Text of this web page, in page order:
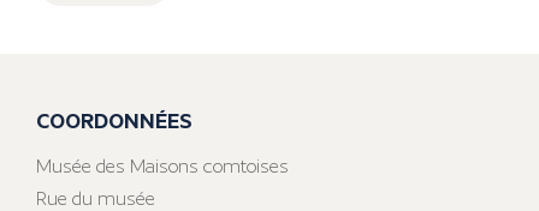
COORDONNÉES
Musée des Maisons comtoises
Rue du musée